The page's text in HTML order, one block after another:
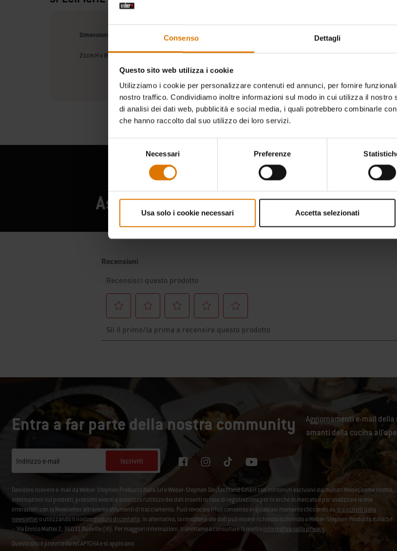
Consenso Dettagli
Questo sito web utilizza i cookie
Utilizziamo i cookie per personalizzare contenuti ed annunci, per fornire
nostro traffico. Condividiamo inoltre informazioni sul modo in cui utilizza il
di analisi dei dati web, pubblicità e social media, i quali potrebbero combinarle
che hanno raccolto dal suo utilizzo dei loro servizi.
Selezione
Necessari Preferenze
Usa solo i cookie necessari Accetta selezionati
Dimensioni prodotto
21cm H x 80cm L x 31cm P 12,5cm H x 68cm L x 24cm P
Ascolta cosa hanno da dire gli altri
Entra a far parte della nostra community
Aggiornamenti e-mail
amanti della cucina
Indirizzo e-mail Iscriviti
Desidero ricevere e-mail da Weber-Stephen Products Italia Srl e Weber-Stephen Deutschland GmbH con contenuti esclusivi dal mondo Weber, come ricette,
informazioni sui prodotti, prossimi eventi e autorizzo l’utilizzo dei dati inseriti in fase di registrazione per ricerche di mercato e per analizzare le mie
interazioni con la Newsletter attraverso strumenti di tracciamento. Puoi revocare il tuo consenso in qualsiasi momento cliccando su disiscriviti dalla
newslettero utilizzando il nostromodulo di contatto. In alternativa, la rimozione dei dati può essere richiesta scrivendo a Weber-Stephen Products Italia Srl
– Via Enrico Mattei 2, 36031 Dueville (VI). Per maggiori informazioni, ti invitiamo a consultare la nostra informativa sulla privacy.
Questo sito è protetto da reCAPTCHA e si applicano